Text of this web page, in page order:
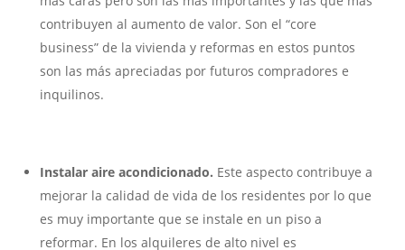
contribuyen al aumento de valor. Son el “core
business” de la vivienda y reformas en estos puntos
son las más apreciadas por futuros compradores e
inquilinos.
Instalar aire acondicionado. Este aspecto contribuye a
mejorar la calidad de vida de los residentes por lo que
es muy importante que se instale en un piso a
reformar. En los alquileres de alto nivel es